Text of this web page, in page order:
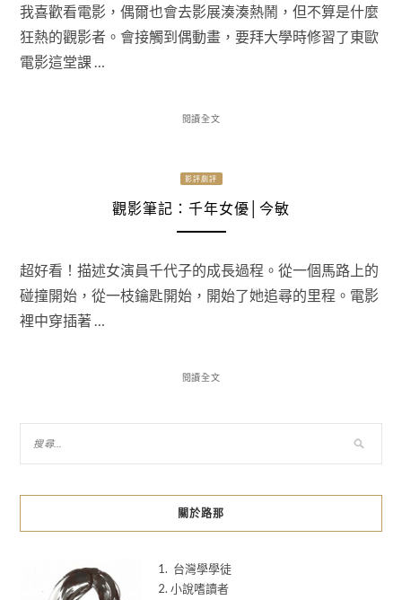
我喜歡看電影，偶爾也會去影展湊湊熱鬧，但不算是什麼
狂熱的觀影者。會接觸到偶動畫，要拜大學時修習了東歐
電影這堂課 …
閱讀全文
影評劇評
觀影筆記：千年女優│今敏
超好看！描述女演員千代子的成長過程。從一個馬路上的
碰撞開始，從一枝鑰匙開始，開始了她追尋的里程。電影
裡中穿插著 …
閱讀全文
關於路那
1. 台灣學學徒
2. 小說嗜讀者